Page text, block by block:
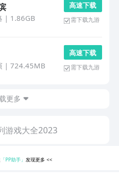
| 1.86GB
高 速 下 载
需下载九游
| 724.45MB
高 速 下 载
需下载九游
更多
游戏大全2023
「PP助手」发现更多<<